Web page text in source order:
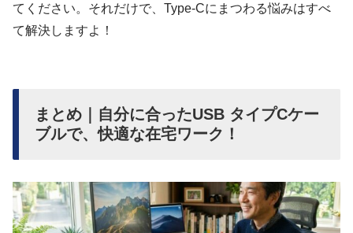
てください。それだけで、Type-Cにまつわる悩みはすべ
て解決しますよ！
まとめ｜自分に合ったUSB タイプCケー
ブルで、快適な在宅ワーク！